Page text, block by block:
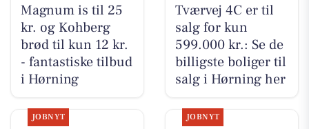
Magnum is til 25
kr. og Kohberg
brød til kun 12 kr.
- fantastiske tilbud
i Hørning
Tværvej 4C er til
salg for kun
599.000 kr.: Se de
billigste boliger til
salg i Hørning her
JOBNYT JOBNYT